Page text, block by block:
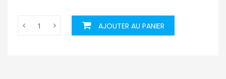
AJOUTER AU PANIER